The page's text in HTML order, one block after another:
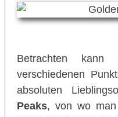
Betrachten
verschiedenen
absoluten
Peaks, von wo